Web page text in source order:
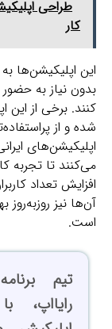
کار
این اپلیکیشن‌ها
بدون نیاز به
کنند. برخی از این
شده و از
اپلیکیشن‌های
می‌کنند تا تجربه
افزایش تعداد
آن‌ها نیز روزبه‌روز
است.
تیم
رایااپ،